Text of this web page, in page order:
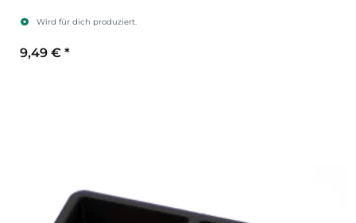
Wird für dich produziert.
9,49 € *